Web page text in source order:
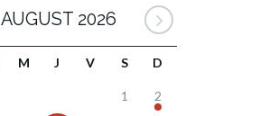
AUGUST 2026
M J V S D
1 2